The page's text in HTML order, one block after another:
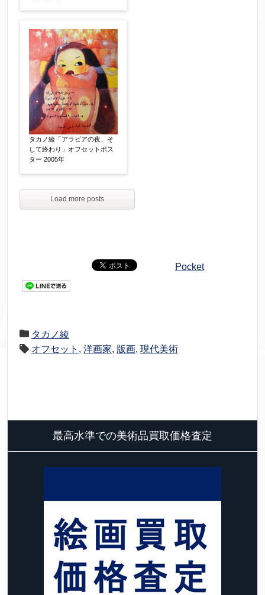
タカノ綾「アラビアの夜、そ
して終わり」オフセットポス
ター 2005年
Load more posts
Pocket
タカノ綾
オフセット , 洋画家, 版画, 現代美術
最高水準での美術品買取価格査定